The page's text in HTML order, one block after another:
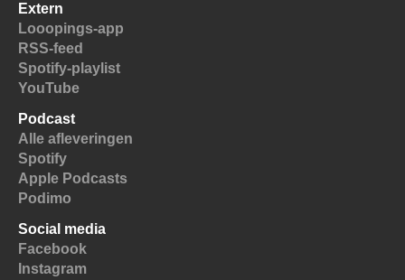
Extern
Looopings-app
RSS-feed
Spotify-playlist
YouTube
Podcast
Alle afleveringen
Spotify
Apple Podcasts
Podimo
Social media
Facebook
Instagram